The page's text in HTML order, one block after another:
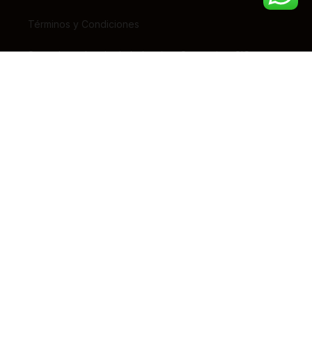
Términos y Condiciones
Super Intendencia de Industria y Comercio – SIC